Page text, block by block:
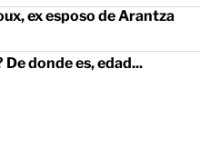
ex esposo de Arantza
donde es, edad...